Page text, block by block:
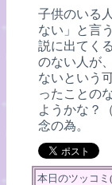
子供のいる
ない」と言
説に出てく
のない人が
ないという
ったことの
ようかな？
念の為。
本日のツッコミ